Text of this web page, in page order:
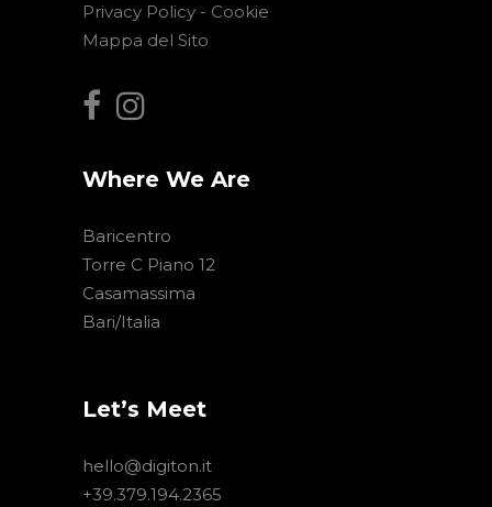
Privacy Policy - Cookie
Mappa del Sito
Where We Are
Baricentro
Torre C Piano 12
Casamassima
Bari/Italia
Let’s Meet
hello@digiton.it
+39.379.194.2365